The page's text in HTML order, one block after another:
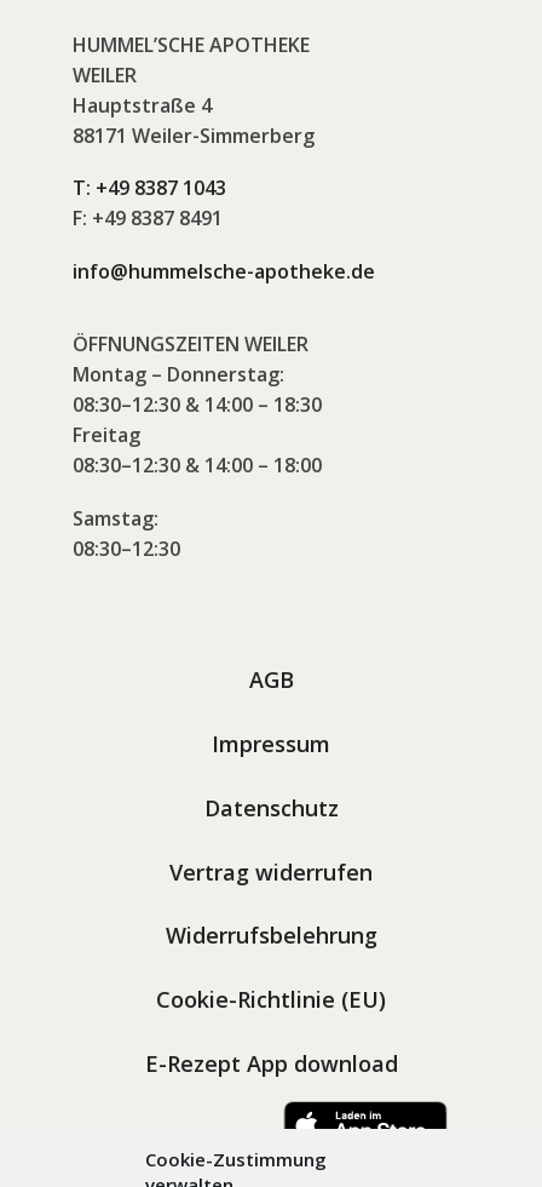
Cookie-Zustimmung
HUMMEL’SCHE APOTHEKE
WEILER
Hauptstraße 4
88171 Weiler-Simmerberg
T: +49 8387 1043
F: +49 8387 8491
info@hummelsche-apotheke.de
ÖFFNUNGSZEITEN WEILER
Montag – Donnerstag:
08:30–12:30 & 14:00 – 18:30
Freitag
08:30–12:30 & 14:00 – 18:00
Samstag:
08:30–12:30
AGB
Impressum
Datenschutz
Vertrag widerrufen
Widerrufsbelehrung
Cookie-Richtlinie (EU)
E-Rezept App download